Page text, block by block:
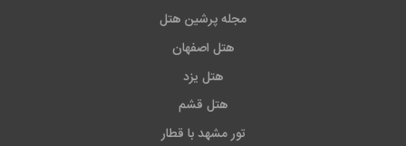
مجله پرشین هتل
هتل اصفهان
هتل یزد
هتل قشم
تور مشهد با قطار